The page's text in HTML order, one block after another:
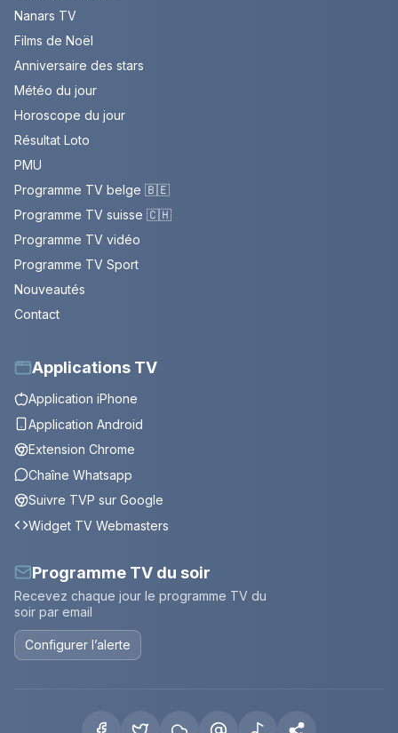
Nanars TV
Films de Noël
Anniversaire des stars
Météo du jour
Horoscope du jour
Résultat Loto
PMU
Programme TV belge 🇧🇪
Programme TV suisse 🇨🇭
Programme TV vidéo
Programme TV Sport
Nouveautés
Contact
Applications TV
Application iPhone
Application Android
Extension Chrome
Chaîne Whatsapp
Suivre TVP sur Google
Widget TV Webmasters
Programme TV du soir
Recevez chaque jour le programme TV du
soir par email
Configurer l’alerte